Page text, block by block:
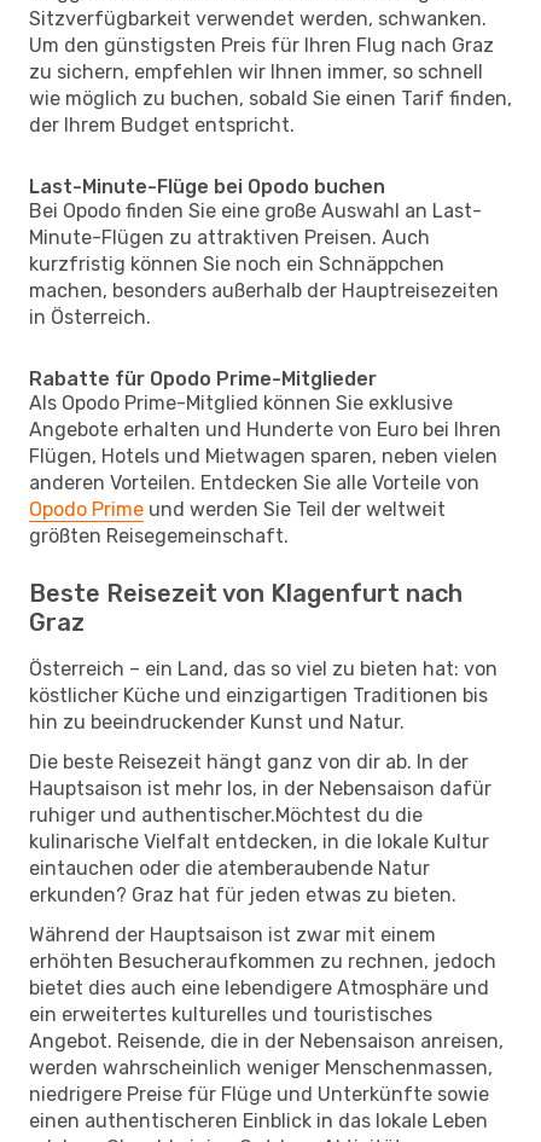
Sitzverfügbarkeit verwendet werden, schwanken.
Um den günstigsten Preis für Ihren Flug nach Graz
zu sichern, empfehlen wir Ihnen immer, so schnell
wie möglich zu buchen, sobald Sie einen Tarif finden,
der Ihrem Budget entspricht.
Last-Minute-Flüge bei Opodo buchen
Bei Opodo finden Sie eine große Auswahl an Last-
Minute-Flügen zu attraktiven Preisen. Auch
kurzfristig können Sie noch ein Schnäppchen
machen, besonders außerhalb der Hauptreisezeiten
in Österreich.
Rabatte für Opodo Prime-Mitglieder
Als Opodo Prime-Mitglied können Sie exklusive
Angebote erhalten und Hunderte von Euro bei Ihren
Flügen, Hotels und Mietwagen sparen, neben vielen
anderen Vorteilen. Entdecken Sie alle Vorteile von
Opodo Prime und werden Sie Teil der weltweit
größten Reisegemeinschaft.
Beste Reisezeit von Klagenfurt nach
Graz
Österreich – ein Land, das so viel zu bieten hat: von
köstlicher Küche und einzigartigen Traditionen bis
hin zu beeindruckender Kunst und Natur.
Die beste Reisezeit hängt ganz von dir ab. In der
Hauptsaison ist mehr los, in der Nebensaison dafür
ruhiger und authentischer.Möchtest du die
kulinarische Vielfalt entdecken, in die lokale Kultur
eintauchen oder die atemberaubende Natur
erkunden? Graz hat für jeden etwas zu bieten.
Während der Hauptsaison ist zwar mit einem
erhöhten Besucheraufkommen zu rechnen, jedoch
bietet dies auch eine lebendigere Atmosphäre und
ein erweitertes kulturelles und touristisches
Angebot. Reisende, die in der Nebensaison anreisen,
werden wahrscheinlich weniger Menschenmassen,
niedrigere Preise für Flüge und Unterkünfte sowie
einen authentischeren Einblick in das lokale Leben